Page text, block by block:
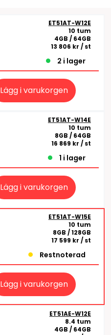
ET51AT-W12E
10 tum
4GB / 64GB
13 806 kr / st
2 i lager
Lägg i varukorgen
ET51AT-W14E
10 tum
8GB / 64GB
16 869 kr / st
1 i lager
Lägg i varukorgen
ET51AT-W15E
10 tum
8GB / 128GB
17 599 kr / st
Restnoterad
Lägg i varukorgen
ET51AE-W12E
8.4 tum
4GB / 64GB